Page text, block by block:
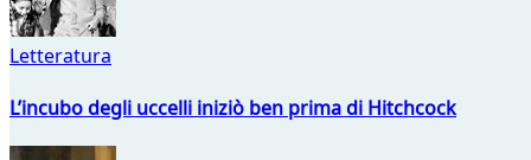
Letteratura
L’incubo degli uccelli iniziò ben prima di Hitchcock